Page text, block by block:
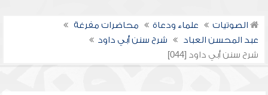
الصوتيات علماء ودعاة
محاضرات مفرغة
عبد المحسن العباد
شرح سنن أبي داود
شرح سنن أبي داود [044]